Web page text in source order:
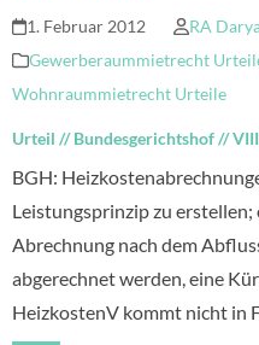
1. Februar 2012
RA
Gewerberaummietrecht
Wohnraummietrecht Urteile
Urteil //Bundesgerichtshof//
BGH:
Leistungsprinzip zu
Abrechnung nach dem
abgerechnet werden, eine
HeizkostenV kommt nicht in